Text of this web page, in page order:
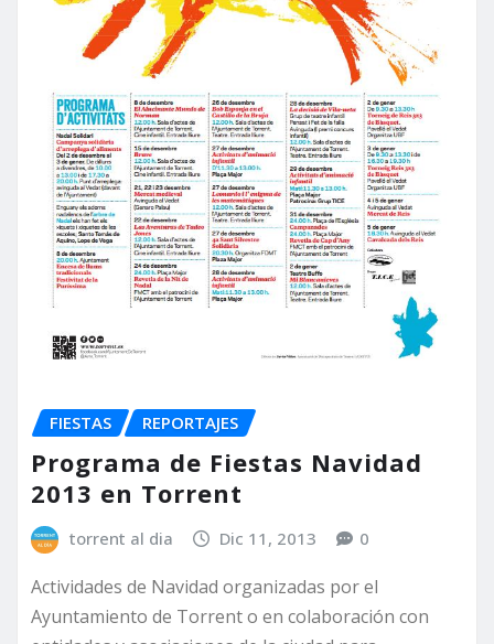
FIESTAS REPORTAJES
Programa de Fiestas Navidad
2013 en Torrent
torrent al dia Dic 11, 2013 0
Actividades de Navidad organizadas por el
Ayuntamiento de Torrent o en colaboración con